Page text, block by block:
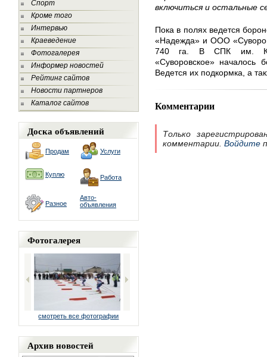
Спорт
Кроме того
Интервью
Краеведение
Фотогалерея
Информер новостей
Рейтинг сайтов
Новости партнеров
Каталог сайтов
Доска объявлений
Продам Услуги
Куплю Работа
Разное
Авто-
объявления
Фотогалерея
смотреть все фотографии
Архив новостей
включиться и остальные
Пока в полях ведется
«Надежда» и ООО
740 га. В СПК им.
«Суворовское» началось
Ведется их подкормка, а
Комментарии
Только
комментарии. Войдите